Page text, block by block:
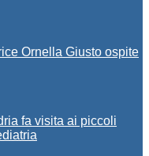
Ornella Giusto ospite
fa visita ai piccoli